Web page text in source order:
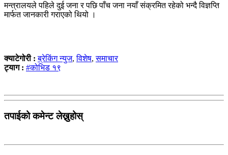
मन्त्रालयले पहिले दुई जना र पछि पाँच जना नयाँ संक्रमित रहेको भन्दै विज्ञप्ति
मार्फत जानकारी गराएको थियो ।
क्याटेगोरी :ब्रेकिंग न्युज,विशेष,समाचार
ट्याग : #कोभिड १९
तपाईको कमेन्ट लेख्नुहोस्